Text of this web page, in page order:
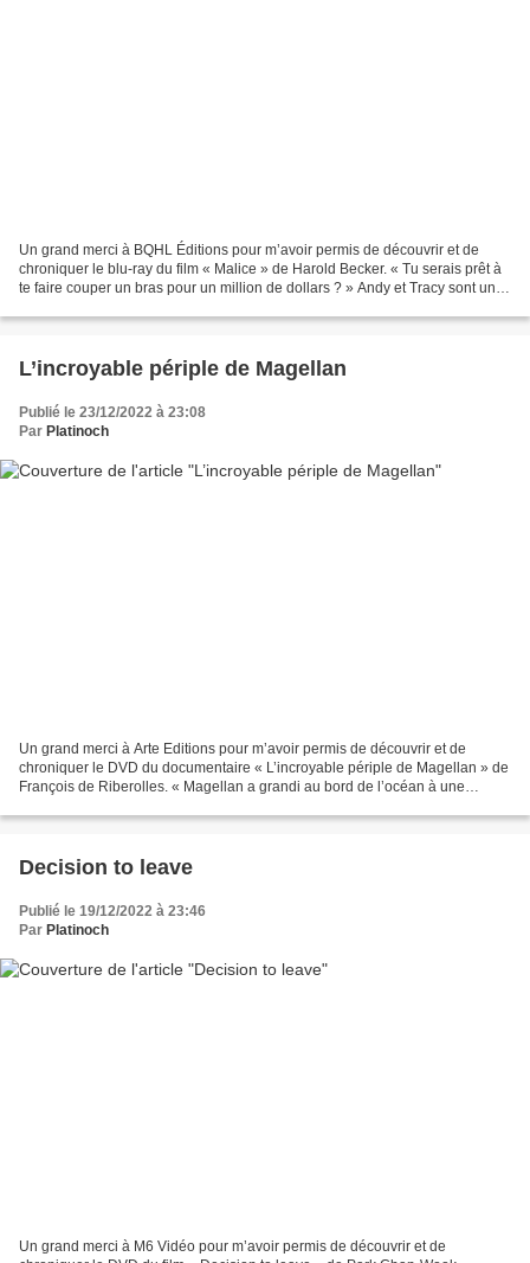
Un grand merci à BQHL Éditions pour m’avoir permis de découvrir et de
chroniquer le blu-ray du film « Malice » de Harold Becker. « Tu serais prêt à
te faire couper un bras pour un million de dollars ? » Andy et Tracy sont un
L’incroyable périple de Magellan
Publié le 23/12/2022 à 23:08
Par Platinoch
Un grand merci à Arte Editions pour m’avoir permis de découvrir et de
chroniquer le DVD du documentaire « L’incroyable périple de Magellan » de
François de Riberolles. « Magellan a grandi au bord de l’océan à une
Decision to leave
Publié le 19/12/2022 à 23:46
Par Platinoch
Un grand merci à M6 Vidéo pour m’avoir permis de découvrir et de